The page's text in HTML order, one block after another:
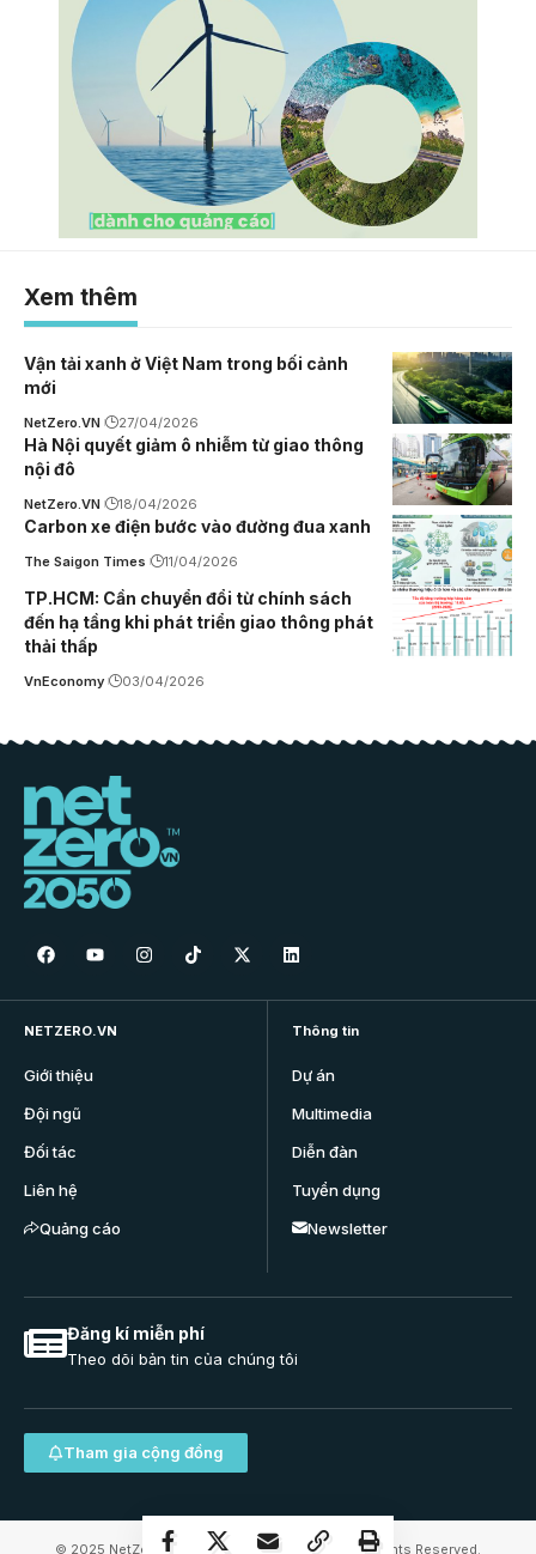
Xem thêm
Vận tải xanh ở Việt Nam trong bối cảnh
mới
NetZero.VN 27/04/2026
Hà Nội quyết giảm ô nhiễm từ giao thông
nội đô
NetZero.VN 18/04/2026
Carbon xe điện bước vào đường đua xanh
The Saigon Times 11/04/2026
TP.HCM: Cần chuyển đổi từ chính sách
đến hạ tầng khi phát triển giao thông phát
thải thấp
VnEconomy 03/04/2026
NETZERO.VN
Giới thiệu
Đội ngũ
Đối tác
Liên hệ
Quảng cáo
Thông tin
Dự án
Multimedia
Diễn đàn
Tuyển dụng
Newsletter
Đăng kí miễn phí
Theo dõi bản tin của chúng tôi
Tham gia cộng đồng
© 2025 NetZero.VN | Net Zero VietNam JSC. All Rights Reserved.